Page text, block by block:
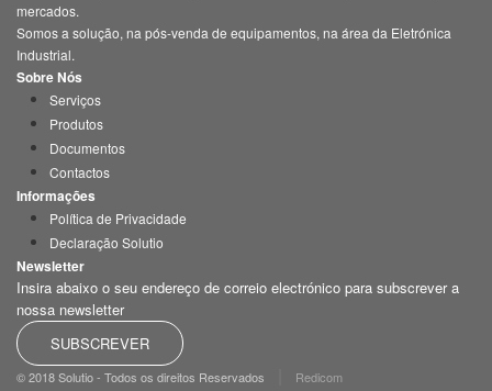
mercados.
Somos a solução, na pós-venda de equipamentos, na área da Eletrónica
Industrial.
Sobre Nós
Serviços
Produtos
Documentos
Contactos
Informações
Política de Privacidade
Declaração Solutio
Newsletter
Insira abaixo o seu endereço de correio electrónico para subscrever a
nossa newsletter
SUBSCREVER
© 2018 Solutio - Todos os direitos Reservados Redicom